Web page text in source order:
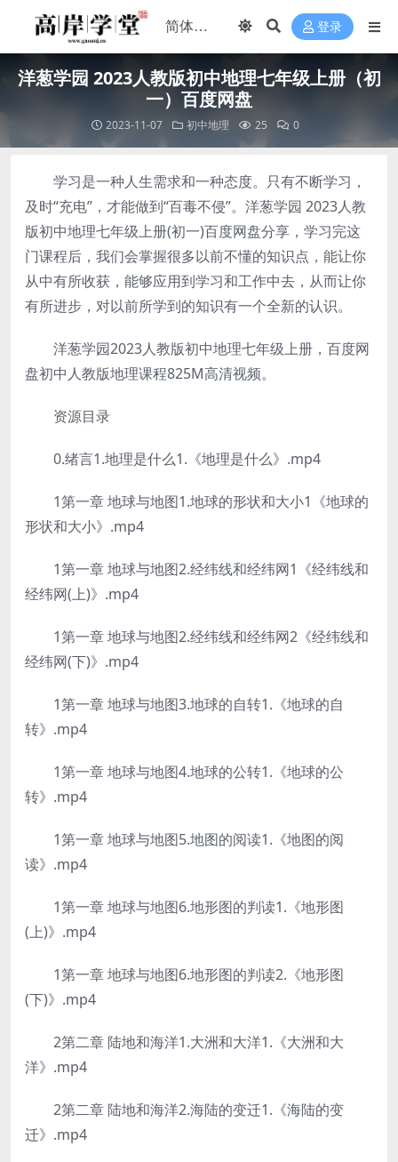
登录
洋葱学园 2023人教版初中地理七年级上册（初
一）百度网盘
2023-11-07 初中地理 25 0
学习是一种人生需求和一种态度。只有不断学习，
及时“充电”，才能做到“百毒不侵”。洋葱学园 2023人教
版初中地理七年级上册(初一)百度网盘分享，学习完这
门课程后，我们会掌握很多以前不懂的知识点，能让你
从中有所收获，能够应用到学习和工作中去，从而让你
有所进步，对以前所学到的知识有一个全新的认识。
洋葱学园2023人教版初中地理七年级上册，百度网
盘初中人教版地理课程825M高清视频。
资源目录
0.绪言1.地理是什么1.《地理是什么》.mp4
1第一章 地球与地图1.地球的形状和大小1《地球的
形状和大小》.mp4
1第一章 地球与地图2.经纬线和经纬网1《经纬线和
经纬网(上)》.mp4
1第一章 地球与地图2.经纬线和经纬网2《经纬线和
经纬网(下)》.mp4
1第一章 地球与地图3.地球的自转1.《地球的自
转》.mp4
1第一章 地球与地图4.地球的公转1.《地球的公
转》.mp4
1第一章 地球与地图5.地图的阅读1.《地图的阅
读》.mp4
1第一章 地球与地图6.地形图的判读1.《地形图
(上)》.mp4
1第一章 地球与地图6.地形图的判读2.《地形图
(下)》.mp4
2第二章 陆地和海洋1.大洲和大洋1.《大洲和大
洋》.mp4
2第二章 陆地和海洋2.海陆的变迁1.《海陆的变
迁》.mp4